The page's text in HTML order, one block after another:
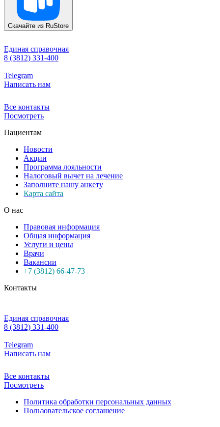
Скачайте из RuStore
Единая справочная
8 (3812) 331-400
Telegram
Написать нам
Все контакты
Посмотреть
Пациентам
Новости
Акции
Программа лояльности
Налоговый вычет на лечение
Заполните нашу анкету
Карта сайта
О нас
Правовая информация
Общая информация
Услуги и цены
Врачи
Вакансии
+7 (3812) 66-47-73
Контакты
Единая справочная
8 (3812) 331-400
Telegram
Написать нам
Все контакты
Посмотреть
Политика обработки персональных данных
Пользовательское соглашение